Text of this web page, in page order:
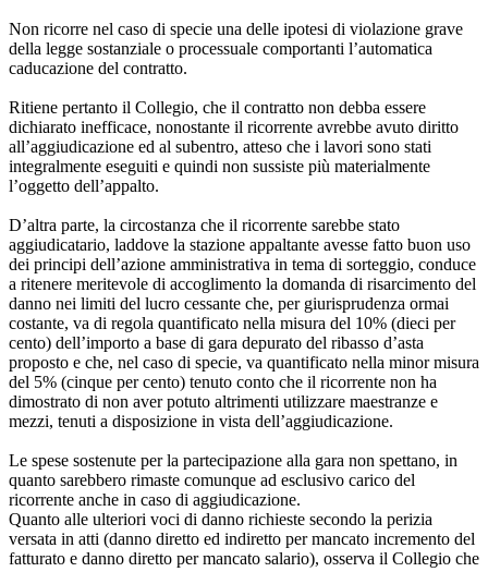
Non ricorre nel caso di specie una delle ipotesi di violazione grave
della legge sostanziale o processuale comportanti l’automatica
caducazione del contratto.
Ritiene pertanto il Collegio, che il contratto non debba essere
dichiarato inefficace, nonostante il ricorrente avrebbe avuto diritto
all’aggiudicazione ed al subentro, atteso che i lavori sono stati
integralmente eseguiti e quindi non sussiste più materialmente
l’oggetto dell’appalto.
D’altra parte, la circostanza che il ricorrente sarebbe stato
aggiudicatario, laddove la stazione appaltante avesse fatto buon uso
dei principi dell’azione amministrativa in tema di sorteggio, conduce
a ritenere meritevole di accoglimento la domanda di risarcimento del
danno nei limiti del lucro cessante che, per giurisprudenza ormai
costante, va di regola quantificato nella misura del 10% (dieci per
cento) dell’importo a base di gara depurato del ribasso d’asta
proposto e che, nel caso di specie, va quantificato nella minor misura
del 5% (cinque per cento) tenuto conto che il ricorrente non ha
dimostrato di non aver potuto altrimenti utilizzare maestranze e
mezzi, tenuti a disposizione in vista dell’aggiudicazione.
Le spese sostenute per la partecipazione alla gara non spettano, in
quanto sarebbero rimaste comunque ad esclusivo carico del
ricorrente anche in caso di aggiudicazione.
Quanto alle ulteriori voci di danno richieste secondo la perizia
versata in atti (danno diretto ed indiretto per mancato incremento del
fatturato e danno diretto per mancato salario), osserva il Collegio che